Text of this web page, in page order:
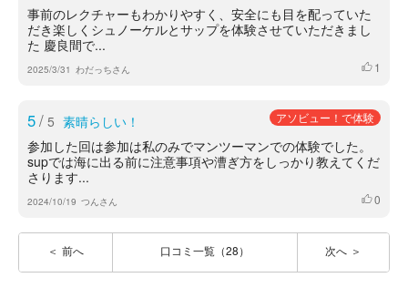
事前のレクチャーもわかりやすく、安全にも目を配っていた
だき楽しくシュノーケルとサップを体験させていただきまし
た 慶良間で...
2025/3/31 わだっちさん いいね
1
5/ 5 素晴らしい！ アソビュー！で体験
参加した回は参加は私のみでマンツーマンでの体験でした。
supでは海に出る前に注意事項や漕ぎ方をしっかり教えてくだ
さります...
2024/10/19 つんさん いいね
0
前へ 口コミ一覧（28） 次へ